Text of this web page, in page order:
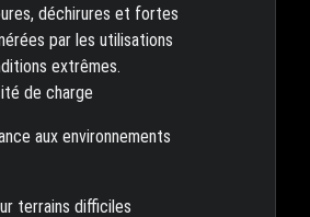
déchirures et fortes
par les utilisations
extrêmes.
de charge
aux environnements
terrains difficiles